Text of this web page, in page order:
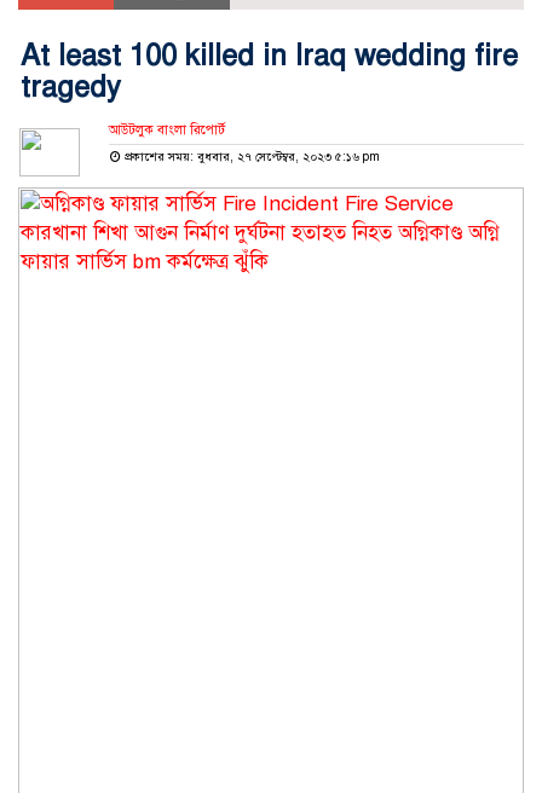
At least 100 killed in Iraq wedding fire
tragedy
আউটলুক বাংলা রিপোর্ট
প্রকাশের সময়: বুধবার, ২৭ সেপ্টেম্বর, ২০২৩ ৫:১৬ pm